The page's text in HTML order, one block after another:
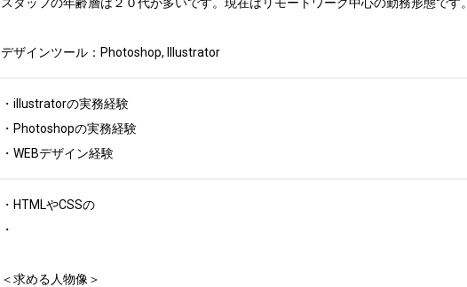
デザインツール：Photoshop, Illustrator
・illustratorの実務経験
・Photoshopの実務経験
・WEBデザイン経験
・HTMLやCSSの
・
＜求める人物像＞